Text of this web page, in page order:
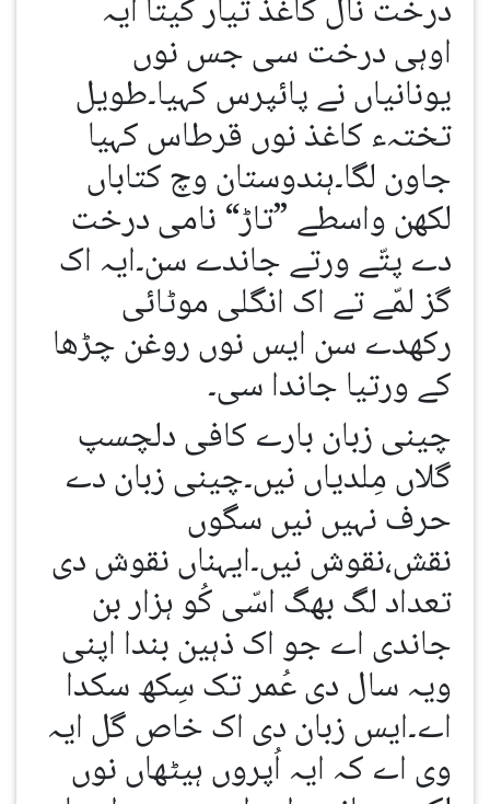
درخت نال کاغذ تیار کیتا ایہ
اوہی درخت سی جس نوں
یونانیاں نے پائپرس کہیا۔طویل
تختہء کاغذ نوں قرطاس کہیا
جاون لگا۔ہندوستان وچ کتاباں
لکھن واسطے ”تاڑ“ نامی درخت
دے پتّے ورتے جاندے سن۔ایہ اک
گز لمّے تے اک انگلی موٹائی
رکھدے سن ایس نوں روغن چڑھا
کے ورتیا جاندا سی۔
چینی زبان بارے کافی دلچسپ
گلاں مِلدیاں نیں۔چینی زبان دے
حرف نہیں نیں سگوں
نقش،نقوش نیں۔ایہناں نقوش دی
تعداد لگ بھگ اسّی کُو ہزار بن
جاندی اے جو اک ذہین بندا اپنی
ویہ سال دی عُمر تک سِکھ سکدا
اے۔ایس زبان دی اک خاص گل ایہ
وی اے کہ ایہ اُپروں ہیٹھاں نوں